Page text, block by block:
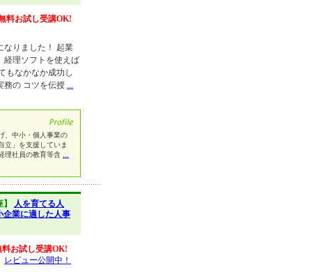
料お試し受講OK!
なりました！ 起業
経理ソフトを使えば
もなかなか成功し
務の コツを伝授 ...
、中小・個人事業の
立」を支援していま
理社員の教育等含
人を育てる人
企業に適した人事
料お試し受講OK!
レビュー公開中！